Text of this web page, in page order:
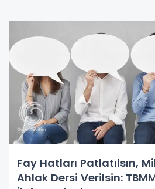
Fay Hatları Patlatılsın,
Ahlak Dersi Verilsin: